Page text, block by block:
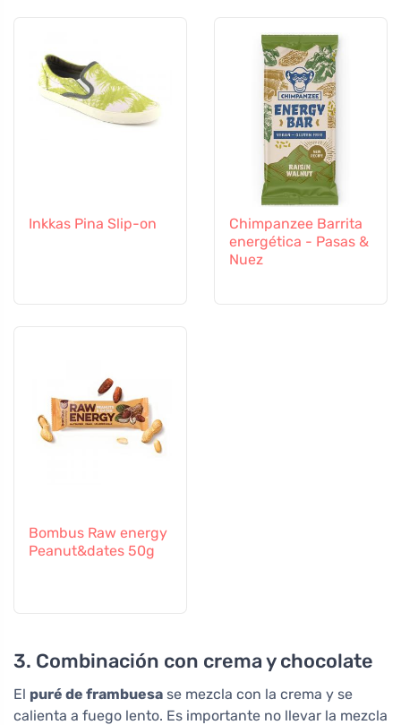
Inkkas Pina Slip-on
Chimpanzee Barrita
energética - Pasas &
Nuez
Bombus Raw energy
Peanut&dates 50g
3. Combinación con crema y chocolate
El puré de frambuesa se mezcla con la crema y se
calienta a fuego lento. Es importante no llevar la mezcla